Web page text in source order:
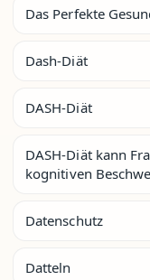
Das Perfekte
Dash-Diät
DASH-Diät
DASH-Diät kann
kognitiven
Datenschutz
Datteln